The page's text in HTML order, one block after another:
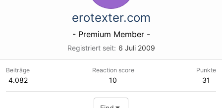
erotexter.com
- Premium Member -
Registriert seit 6 Juli 2009
Beiträge
4.082
Reaction score
10
Punkte
31